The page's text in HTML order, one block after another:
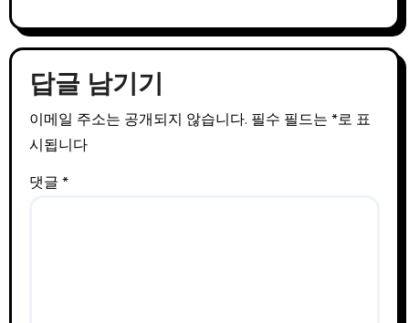
답글 남기기
이메일 주소는 공개되지 않습니다. 필수 필드는 *로 표
시됩니다
댓글 *